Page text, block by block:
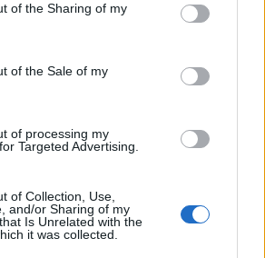
of the Sharing of my
of the Sale of my
of processing my
Targeted Advertising.
of Collection, Use,
and/or Sharing of my
Is Unrelated with the
it was collected.
így jutott 50 milliós
fiatal pár
50 millió forintot is elérhet két
az Otthon Start és a CSOK
feltételeket kínál.